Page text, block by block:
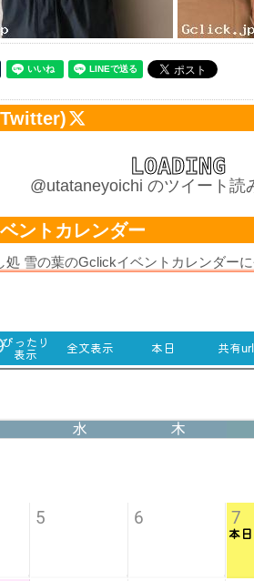
@utataneyoichi のツイート読
ントカレンダー
処 雪の葉のGclickイベントカレンダーに